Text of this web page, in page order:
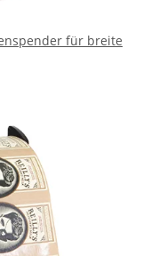
für breite